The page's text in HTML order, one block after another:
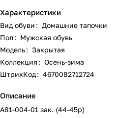
Характеристики
Вид обуви : Домашние тапочки
Пол : Мужская обувь
Модель: Закрытая
Коллекция : Осень-зима
ШтрихКод: 4670082712724
Описание
А81-004-01 зак. (44-45р)